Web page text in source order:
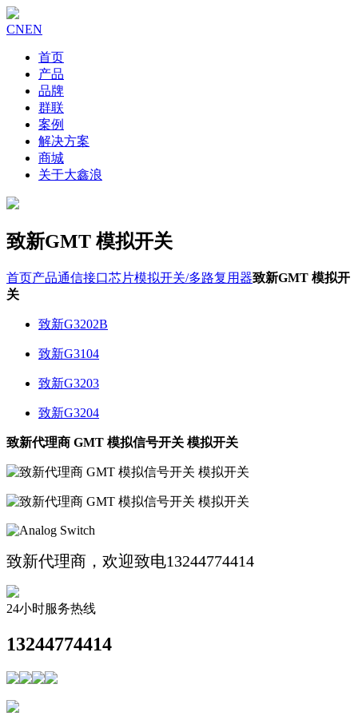
CNEN
首页
产品
品牌
群联
案例
解决方案
商城
关于大鑫浪
致新GMT 模拟开关
首页产品通信接口芯片模拟开关/多路复用器致新GMT 模拟开
关
致新G3202B
致新G3104
致新G3203
致新G3204
致新代理商 GMT 模拟信号开关 模拟开关
致新代理商，欢迎致电13244774414
24小时服务热线
13244774414